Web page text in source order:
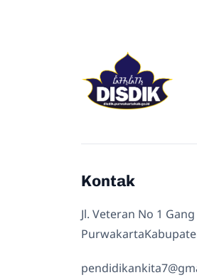
Kontak
Jl. Veteran No 1